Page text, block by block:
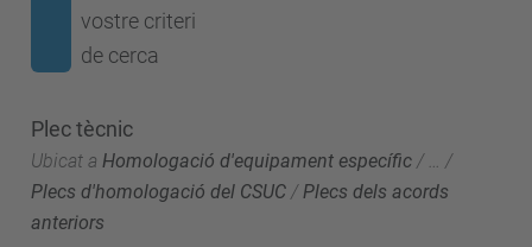
vostre criteri
de cerca
Plec tècnic
Ubicat a Homologació d'equipament específic /
/
Plecs d'homologació del CSUC / Plecs dels acords
anteriors